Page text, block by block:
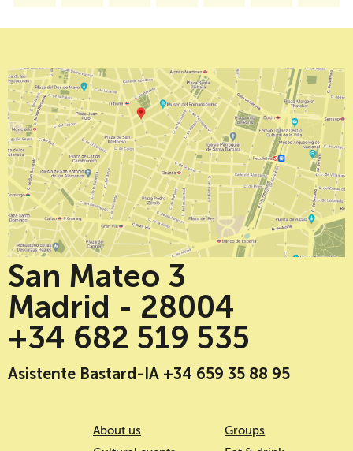
San Mateo 3
Madrid - 28004
+34 682 519 535
Asistente Bastard-IA +34 659 35 88 95
About us
Groups